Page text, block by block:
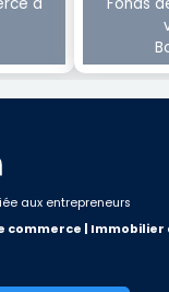
aux entrepreneurs
commerce | Immobilier